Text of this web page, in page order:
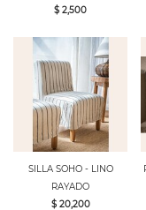
$ 2,500
SILLA SOHO - LINO
RAYADO
$ 20,200